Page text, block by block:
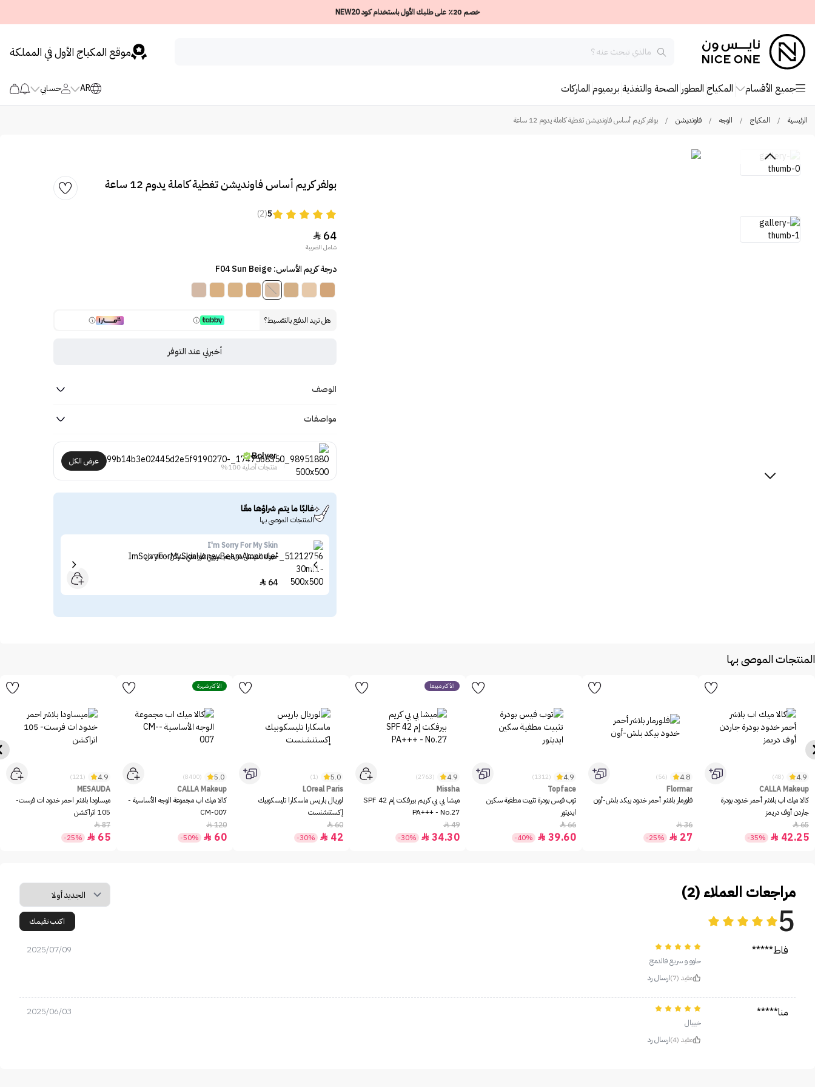
خصم 20٪ على طلبك الأول باستخدام كود NEW20
موقع المكياج الأول في المملكة
جميع الأقسام المكياج العطور الصحة والتغذية بريميوم الماركات AR حسابي
الرئيسية / المكياج / الوجه / فاونديشن / بولفر كريم أساس فاونديشن تغطية كاملة يدوم 12 ساعة
بولفر كريم أساس فاونديشن تغطية كاملة يدوم 12 ساعة
5
(2)
64

شامل الضريبة
درجة كريم الأساس: F04 Sun Beige
هل تريد الدفع بالتقسيط؟
أخبرني عند التوفر
الوصف
مواصفات
Bolver
منتجات أصلية 100%
عرض الكل
غالبًا ما يتم شراؤها معًا
المنتجات الموصى بها
I'm Sorry For My Skin
أمبولة العسل من ايم سوري فور ماي سكن - 30 مل
64

المنتجات الموصى بها
4.9
(48)
CALLA Makeup
كالا ميك اب بلاشر أحمر خدود بودرة
جاردن أوف دريمز
65

42.25

-35%
4.8
(56)
Flormar
فلورمار بلاشر أحمر خدود بيكد بلش-أون
36

27

-25%
4.9
(1312)
Topface
توب فيس بودرة تثبيت مطفية سكين
ايديتور
66

39.60

-40%
الأكثر مبيعاً
4.9
(2763)
Missha
ميشا بي بي كريم بيرفكت إم SPF 42
PA+++ - No.27
49

34.30

-30%
5.0
(1)
LOreal Paris
لوريال باريس ماسكارا تليسكوبيك
إكستنشنست
60

42

-30%
الأكثر شهرة
5.0
(8400)
CALLA Makeup
كالا ميك اب مجموعة الوجه الأساسية -
CM-007
120

60

-50%
4.9
(121)
MESAUDA
ميساودا بلاشر احمر خدود ات فرست-
105 اتراكشن
87

65

-25%
مراجعات العملاء (2)
5 اكتب تقيمك
فاط***** 2025/07/09
حلوو و سريع فالدمج
مفيد (7)
ارسال رد
منا***** 2025/06/03
خيييال
مفيد (4)
ارسال رد